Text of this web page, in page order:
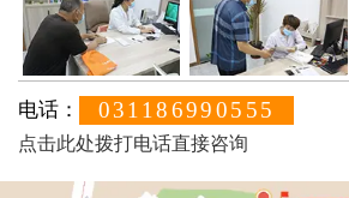
电话： 031186990555
点击此处拨打电话直接咨询